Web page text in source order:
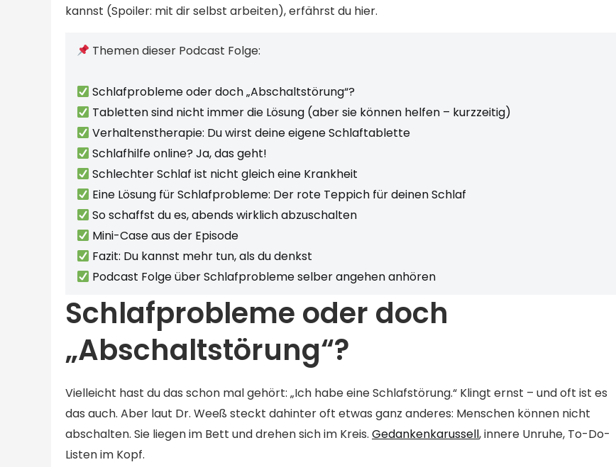
kannst (Spoiler: mit dir selbst arbeiten), erfährst du hier.
Themen dieser Podcast Folge:
Schlafprobleme oder doch „Abschaltstörung“?
Tabletten sind nicht immer die Lösung (aber sie können helfen – kurzzeitig)
Verhaltenstherapie: Du wirst deine eigene Schlaftablette
Schlafhilfe online? Ja, das geht!
Schlechter Schlaf ist nicht gleich eine Krankheit
Eine Lösung für Schlafprobleme: Der rote Teppich für deinen Schlaf
So schaffst du es, abends wirklich abzuschalten
Mini-Case aus der Episode
Fazit: Du kannst mehr tun, als du denkst
Podcast Folge über Schlafprobleme selber angehen anhören
Schlafprobleme oder doch
„Abschaltstörung“?
Vielleicht hast du das schon mal gehört: „Ich habe eine Schlafstörung.“ Klingt ernst – und oft ist es
das auch. Aber laut Dr. Weeß steckt dahinter oft etwas ganz anderes: Menschen können nicht
abschalten. Sie liegen im Bett und drehen sich im Kreis. Gedankenkarussell, innere Unruhe, To-Do-
Listen im Kopf.